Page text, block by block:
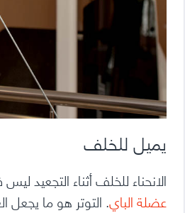
يميل للخلف
الانحناء للخلف أثناء التجعيد
عضلة الباي. التوتر هو ما يجعل